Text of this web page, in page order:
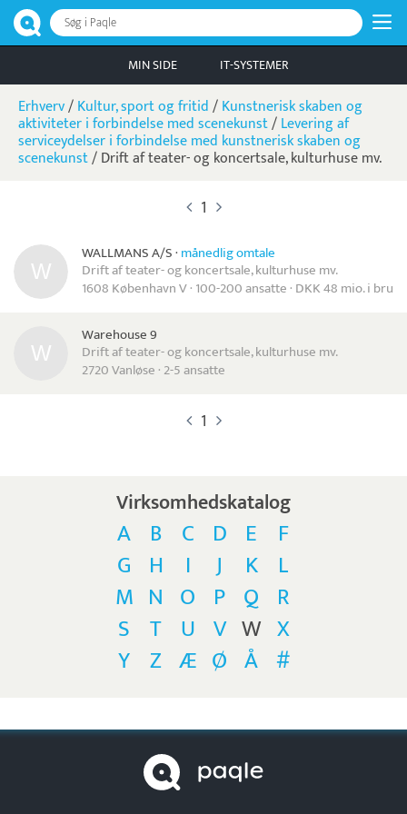
Søg i Paqle
MIN SIDE IT-SYSTEMER
Erhverv/Kultur, sport og fritid/Kunstnerisk skaben og
aktiviteter i forbindelse med scenekunst/Levering af
serviceydelser i forbindelse med kunstnerisk skaben og
scenekunst/Drift af teater- og koncertsale, kulturhuse mv.
1
WALLMANS A/S·månedlig omtale
Drift af teater- og koncertsale, kulturhuse mv.
1608 København V · 100-200 ansatte · DKK 48 mio. i
Warehouse 9
Drift af teater- og koncertsale, kulturhuse mv.
2720 Vanløse · 2-5 ansatte
1
Virksomhedskatalog
A B C D E
F
G H I J K L
M N O P Q R
S T U V W X
Y Z Æ Ø Å #